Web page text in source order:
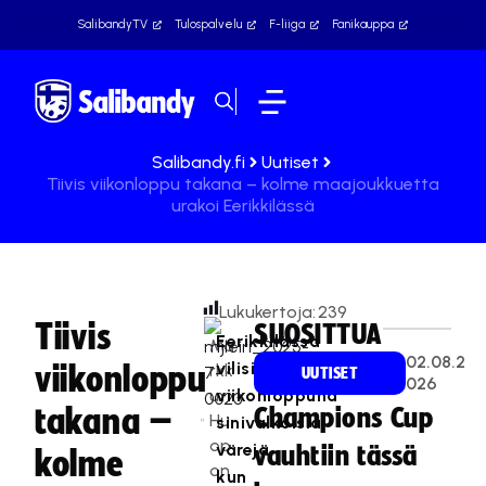
SalibandyTV Tulospalvelu F-liiga Fanikauppa
Salibandy.fi
Uutiset
Tiivis viikonloppu takana – kolme maajoukkuetta
urakoi Eerikkilässä
Tiivis
viikonloppu
takana –
kolme
Ma
rkk
u
Hu
op
on
Lukukertoja:239
Eerikkilässä
vilisi
viikonloppuna
sinivalkoisia
värejä,
kun
SUOSITTUA
UUTISET
02.08.2
026
Champions Cup
vauhtiin tässä